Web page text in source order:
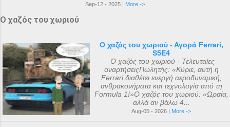
Sep-12 - 2025 | More ->
Ο χαζός του χωριού
Ο χαζός του χωριού - Αγορά Ferrari,
S5E4
Ο χαζός του χωριού - Τελευταίες
αναρτήσειςΠωλητής: «Κύριε, αυτή η
Ferrari διαθέτει ενεργή αεροδυναμική,
ανθρακονήματα και τεχνολογία από τη
Formula 1!»Ο χαζός του χωριού: «Ωραία,
αλλά αν βάλω 4...
Aug-05 - 2026 | More ->